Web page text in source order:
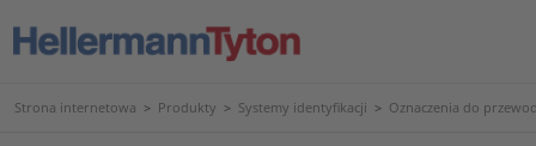
Strona internetowa > Produkty > Systemy identyfikacji > Oznaczenia do